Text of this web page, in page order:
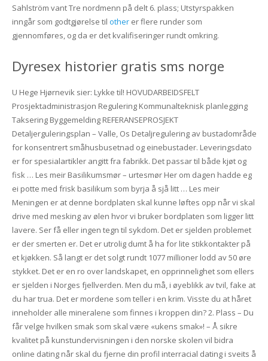
Sahlström vant Tre nordmenn på delt 6. plass; Utstyrspakken
inngår som godtgjørelse til otherer flere runder som
gjennomføres, og da er det kvalifiseringer rundt omkring.
Dyresex historier gratis sms norge
U Hege Hjørnevik sier: Lykke til! HOVUDARBEIDSFELT
Prosjektadministrasjon Regulering Kommunalteknisk planlegging
Taksering Byggemelding REFERANSEPROSJEKT
Detaljerguleringsplan – Valle, Os Detaljregulering av bustadområde
for konsentrert småhusbusetnad og einebustader. Leveringsdato
er for spesialartikler angitt fra fabrikk. Det passar til både kjøt og
fisk … Les meir Basilikumsmør – urtesmør Her om dagen hadde eg
ei potte med frisk basilikum som byrja å sjå litt … Les meir
Meningen er at denne bordplaten skal kunne løftes opp når vi skal
drive med mesking av ølen hvor vi bruker bordplaten som ligger litt
lavere. Ser få eller ingen tegn til sykdom. Det er sjelden problemet
er der smerten er. Det er utrolig dumt å ha for lite stikkontakter på
et kjøkken. Så langt er det solgt rundt 1077 millioner lodd av 50 øre
stykket. Det er en ro over landskapet, en opprinnelighet som ellers
er sjelden i Norges fjellverden. Men du må, i øyeblikk av tvil, fake at
du har trua. Det er mordene som teller i en krim. Visste du at håret
inneholder alle mineralene som finnes i kroppen din? 2. Plass – Du
får velge hvilken smak som skal være «ukens smak»! – Å sikre
kvalitet på kunstundervisningen i den norske skolen vil bidra
online dating når skal du fjerne din profil interracial dating i sveits å